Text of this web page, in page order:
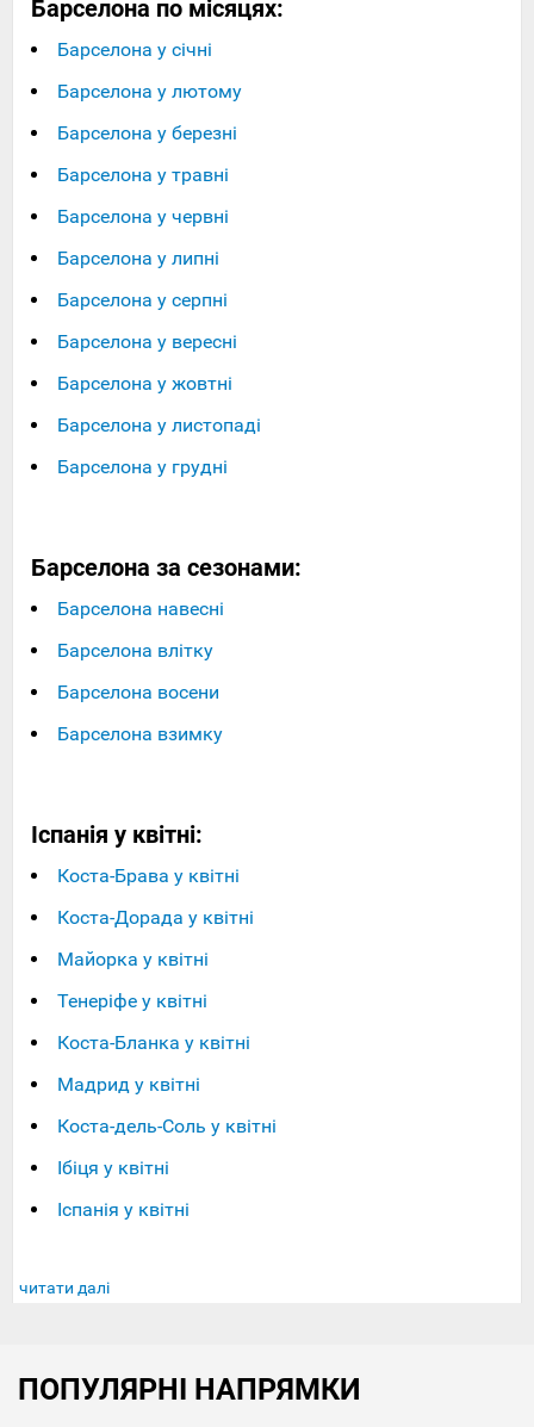
Барселона по місяцях:
Барселона у січні
Барселона у лютому
Барселона у березні
Барселона у травні
Барселона у червні
Барселона у липні
Барселона у серпні
Барселона у вересні
Барселона у жовтні
Барселона у листопаді
Барселона у грудні
Барселона за сезонами:
Барселона навесні
Барселона влітку
Барселона восени
Барселона взимку
Іспанія у квітні:
Коста-Брава у квітні
Коста-Дорада у квітні
Майорка у квітні
Тенеріфе у квітні
Коста-Бланка у квітні
Мадрид у квітні
Коста-дель-Соль у квітні
Ібіця у квітні
Іспанія у квітні
читати далі
ПОПУЛЯРНІ НАПРЯМКИ